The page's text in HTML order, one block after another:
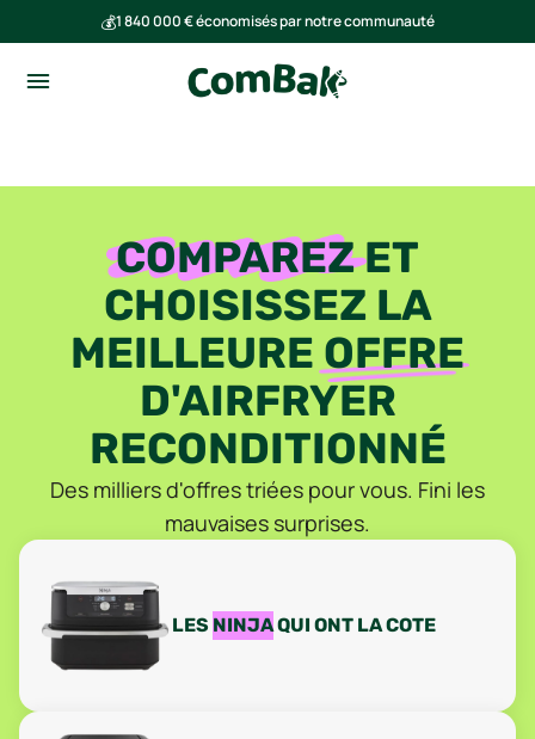
💰1 840 000 € économisés par notre communauté
COMPAREZET
CHOISISSEZ LA
MEILLEURE OFFRE
D'AIRFRYER
RECONDITIONNÉ
Des milliers d'offres triées pour vous. Fini les
mauvaises surprises.
LES NINJAQUI ONT LA COTE